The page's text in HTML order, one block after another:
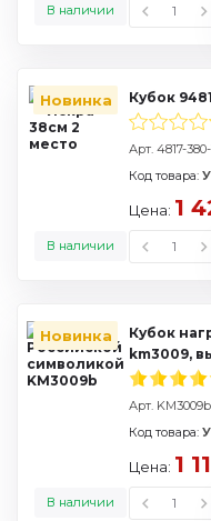
В наличии
Новинка Кубок
Арт. 4817-
В наличии
Код товара:
Цена: 1
Новинка
Кубок
km3009,
Арт. KM3009b
В наличии
Код товара:
Цена: 1